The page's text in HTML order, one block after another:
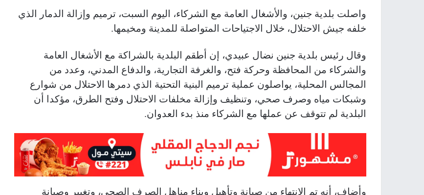
واصلت بلدية جنين، والأشغال العامة مع الشركاء، اليوم السبت، ترميم وإزالة الدمار الذي
خلفه جيش الاحتلال، خلال الاجتياحات المتواصلة للمدينة ومخيمها.
وقال رئيس بلدية جنين نضال عبيدي، إن أطقم البلدية بالشراكة مع الأشغال العامة
والشركاء من المحافظة وحركة فتح، والغرفة التجارية، والدفاع المدني، وعدد من
المجالس المحلية، يواصلون عملية ترميم البنية التحتية الذي دمرها الاحتلال من شوارع
وشبكات مياه وصرف صحي، وتنظيف وإزالة مخلفات الاحتلال وفتح الطرق، مؤكدا أن
البلدية لم تتوقف عن عملها مع الشركاء منذ بدء العدوان.
وأضاف، أنه تم الانتهاء من صيانة وتأهيل وبناء مناهل الصرف الصحي، وتغيير وصيانة